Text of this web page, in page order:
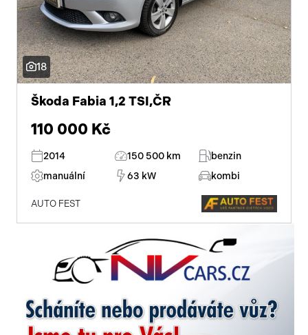
18
Škoda Fabia 1,2 TSI,ČR
110 000 Kč
2014 150 500 km
benzin
manuální
63 kW kombi
AUTO FEST